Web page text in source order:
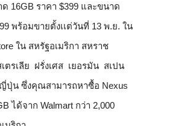
16GB ราคา $399 และขนาด
พร้อมขายตั้งเเต่วันที่ 13 พ.ย. ใน
ใน สหรัฐอเมริกา สหราช
รเลีย  ฝรั่งเศส  เยอรมัน  สเปน
ปุ่น ซึ่งคุณสามารถหาซื้อ Nexus
ได้จาก Walmart กว่า 2,000